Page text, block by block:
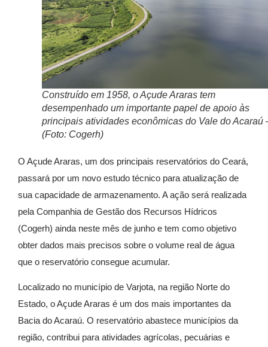
Construído em 1958, o Açude Araras tem
desempenhado um importante papel de apoio às
principais atividades econômicas do Vale do Acaraú
(Foto: Cogerh)
O Açude Araras, um dos principais reservatórios do Ceará,
passará por um novo estudo técnico para atualização de
sua capacidade de armazenamento. A ação será realizada
pela Companhia de Gestão dos Recursos Hídricos
(Cogerh) ainda neste mês de junho e tem como objetivo
obter dados mais precisos sobre o volume real de água
que o reservatório consegue acumular.
Localizado no município de Varjota, na região Norte do
Estado, o Açude Araras é um dos mais importantes da
Bacia do Acaraú. O reservatório abastece municípios da
região, contribui para atividades agrícolas, pecuárias e